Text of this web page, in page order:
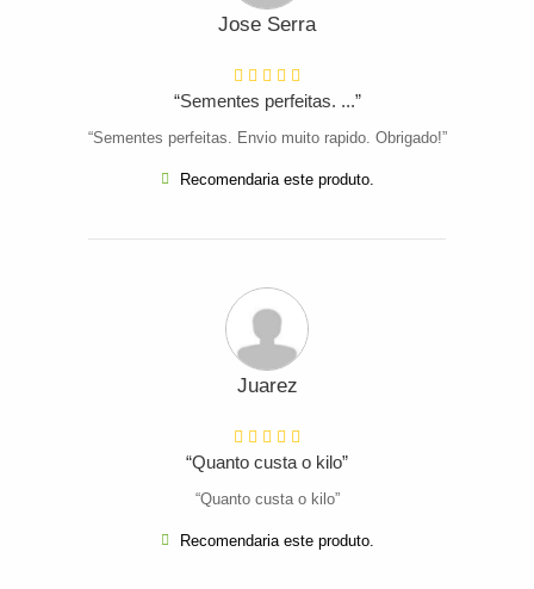
Jose Serra
“Sementes perfeitas. ...”
“Sementes perfeitas. Envio muito rapido. Obrigado!”
Recomendaria este produto.
Juarez
“Quanto custa o kilo”
“Quanto custa o kilo”
Recomendaria este produto.